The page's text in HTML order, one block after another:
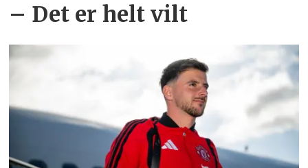
– Det er helt vilt